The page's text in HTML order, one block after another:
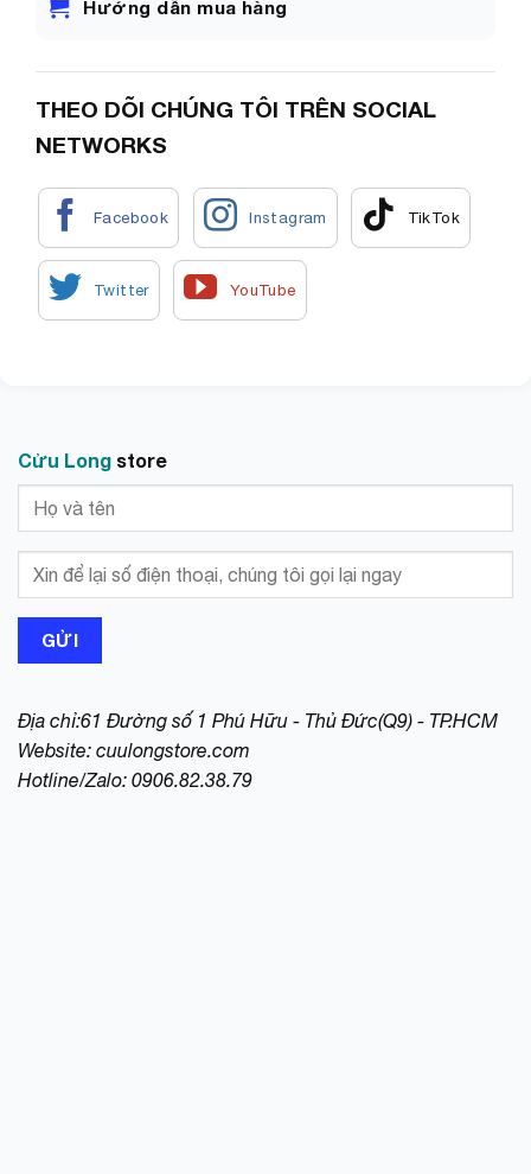
Đặc biệt siêu tiện lợi khi đi chợ hàng ngày, giúp
Tránh bị cân thiếu mất tiền.
Hướng dẫn mua hàng
THEO DÕI CHÚNG TÔI TRÊN SOCIAL
NETWORKS
Cửu Long store
Địa chỉ:61 Đường số 1 Phú Hữu - Thủ Đức(Q9) - TP.HCM
Website: cuulongstore.com
Hotline/Zalo: 0906.82.38.79